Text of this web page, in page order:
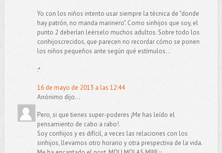
Yo con los niños intento usar siempre la técnica de "donde
hay patrón, no manda marinero". Como sinhijos que soy, el
punto 2 deberían leérselo muchos adultos. Sobre todo los
conhijoscrecidos, que parecen no recordar cómo se ponen
los niños pequeños ante según qué estímulos...
:*
16 de mayo de 2013 a las 12:44
Anónimo dijo...
Pero, si que tienes super-poderes ¡Me has leído el
pensamiento de cabo a rabo!.
Soy conhijos y es difícil, a veces las relaciones con los
sinhijos, llevamos otro horario y otra prespectiva de la vida.